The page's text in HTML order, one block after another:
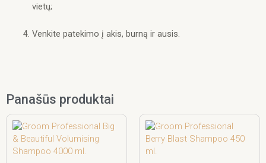
vietų;
Venkite patekimo į akis, burną ir ausis.
Panašūs produktai